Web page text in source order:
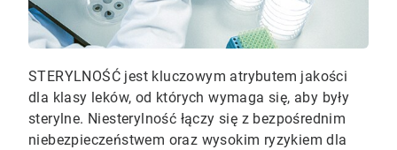
STERYLNOŚĆ jest kluczowym atrybutem jakości
dla klasy leków, od których wymaga się, aby były
sterylne. Niesterylność łączy się z bezpośrednim
niebezpieczeństwem oraz wysokim ryzykiem dla